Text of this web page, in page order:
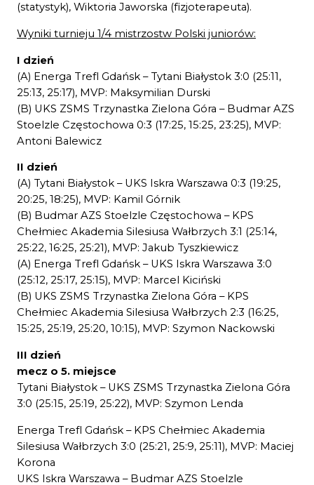
(statystyk), Wiktoria Jaworska (fizjoterapeuta).
Wyniki turnieju 1/4 mistrzostw Polski juniorów:
I dzień
(A) Energa Trefl Gdańsk – Tytani Białystok 3:0 (25:11,
25:13, 25:17), MVP: Maksymilian Durski
(B) UKS ZSMS Trzynastka Zielona Góra – Budmar AZS
Stoelzle Częstochowa 0:3 (17:25, 15:25, 23:25), MVP:
Antoni Balewicz
II dzień
(A) Tytani Białystok – UKS Iskra Warszawa 0:3 (19:25,
20:25, 18:25), MVP: Kamil Górnik
(B) Budmar AZS Stoelzle Częstochowa – KPS
Chełmiec Akademia Silesiusa Wałbrzych 3:1 (25:14,
25:22, 16:25, 25:21), MVP: Jakub Tyszkiewicz
(A) Energa Trefl Gdańsk – UKS Iskra Warszawa 3:0
(25:12, 25:17, 25:15), MVP: Marcel Kiciński
(B) UKS ZSMS Trzynastka Zielona Góra – KPS
Chełmiec Akademia Silesiusa Wałbrzych 2:3 (16:25,
15:25, 25:19, 25:20, 10:15), MVP: Szymon Nackowski
III dzień
mecz o 5. miejsce
Tytani Białystok – UKS ZSMS Trzynastka Zielona Góra
3:0 (25:15, 25:19, 25:22), MVP: Szymon Lenda
Energa Trefl Gdańsk – KPS Chełmiec Akademia
Silesiusa Wałbrzych 3:0 (25:21, 25:9, 25:11), MVP: Maciej
Korona
UKS Iskra Warszawa – Budmar AZS Stoelzle